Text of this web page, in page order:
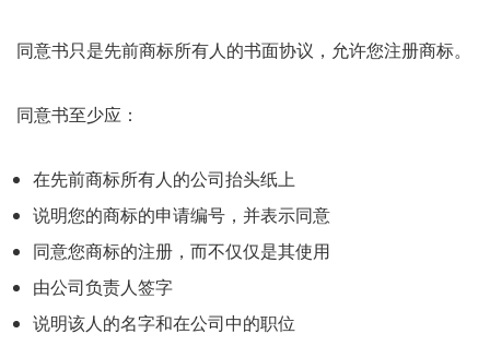
同意书只是先前商标所有人的书面协议，允许您注册商标。
同意书至少应：
在先前商标所有人的公司抬头纸上
说明您的商标的申请编号，并表示同意
同意您商标的注册，而不仅仅是其使用
由公司负责人签字
说明该人的名字和在公司中的职位